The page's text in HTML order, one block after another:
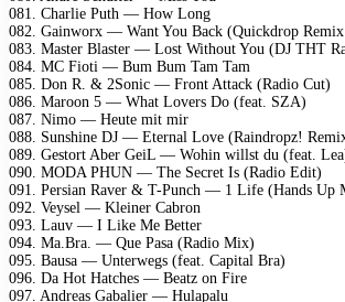
081. Charlie Puth — How Long
082. Gainworx — Want You Back (Quickdrop
083. Master Blaster — Lost Without You (DJ THT
084. MC Fioti — Bum Bum Tam Tam
085. Don R. & 2Sonic — Front Attack (Radio Cut)
086. Maroon 5 — What Lovers Do (feat. SZA)
087. Nimo — Heute mit mir
088. Sunshine DJ — Eternal Love (Raindropz!
089. Gestort Aber GeiL — Wohin willst du (feat.
090. MODA PHUN — The Secret Is (Radio Edit)
091. Persian Raver & T-Punch — 1 Life (Hands Up
092. Veysel — Kleiner Cabron
093. Lauv — I Like Me Better
094. Ma.Bra. — Que Pasa (Radio Mix)
095. Bausa — Unterwegs (feat. Capital Bra)
096. Da Hot Hatches — Beatz on Fire
097. Andreas Gabalier — Hulapalu